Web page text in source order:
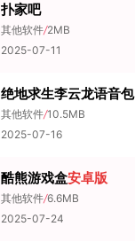
扑家吧
其他软件/2MB
2025-07-11
绝地求生李云龙语音包
其他软件/10.5MB
2025-07-16
酷熊游戏盒安卓版
其他软件/6.6MB
2025-07-24